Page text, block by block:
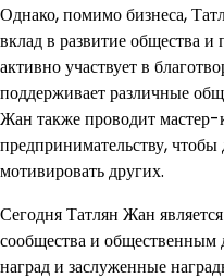
Однако, помимо бизнеса,
вклад в развитие общества
активно участвует в
поддерживает различные
Жан также проводит
предпринимательству,
мотивировать других.
Сегодня Татлян Жан
сообщества и
наград и заслуженные